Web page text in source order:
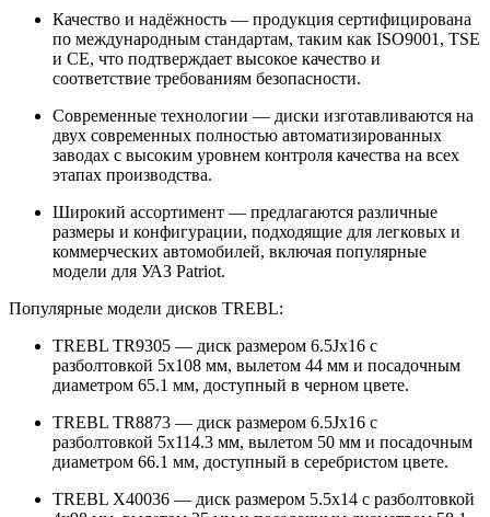
Качество и надёжность — продукция сертифицирована
по международным стандартам, таким как ISO9001, TSE
и CE, что подтверждает высокое качество и
соответствие требованиям безопасности.
Современные технологии — диски изготавливаются на
двух современных полностью автоматизированных
заводах с высоким уровнем контроля качества на всех
этапах производства.
Широкий ассортимент — предлагаются различные
размеры и конфигурации, подходящие для легковых и
коммерческих автомобилей, включая популярные
модели для УАЗ Patriot.
Популярные модели дисков TREBL:
TREBL TR9305 — диск размером 6.5Jx16 с
разболтовкой 5x108 мм, вылетом 44 мм и посадочным
диаметром 65.1 мм, доступный в черном цвете.
TREBL TR8873 — диск размером 6.5Jx16 с
разболтовкой 5x114.3 мм, вылетом 50 мм и посадочным
диаметром 66.1 мм, доступный в серебристом цвете.
TREBL X40036 — диск размером 5.5x14 с разболтовкой